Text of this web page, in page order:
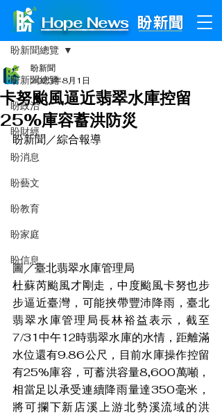
Hope News
文章
盼新聞總覽
盼政治
盼財經
盼消息
盼藝文
盼教育
盼家庭
盼信息
盼新聞總覽
卡努颱風逼近翡翠水庫控留
25%庫容蓄洪防災
盼新聞
2023年8月1日
盼新聞／綜合報導
圖／臺北翡翠水庫管理局
杜蘇芮颱風才剛走，中度颱風卡努也步
步逼近臺灣，可能挾帶豐沛降雨，臺北
翡翠水庫管理局長林裕益表示，截至
7/31中午12時翡翠水庫的水情，距離滿
水位還有9.86公尺，目前水庫操作控留
有25%庫容，可蓄洪容量8,600萬噸，
相當足以承受連續降雨量達350毫米，
將可攔下新店溪上游北勢溪流域的洪